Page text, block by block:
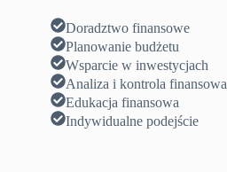
Doradztwo finansowe
Planowanie budżetu
Wsparcie w inwestycjach
Analiza i kontrola finansowa
Edukacja finansowa
Indywidualne podejście